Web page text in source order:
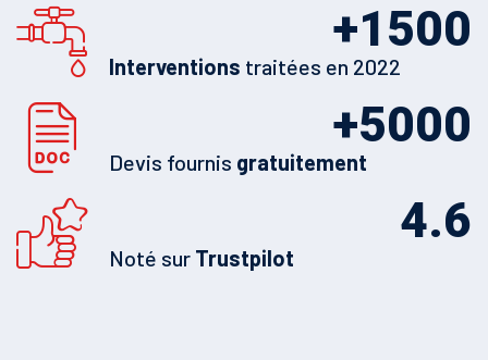
1500
+
Interventions traitées en 2022
5000
+
Devis fournis gratuitement
4.6
Noté sur Trustpilot